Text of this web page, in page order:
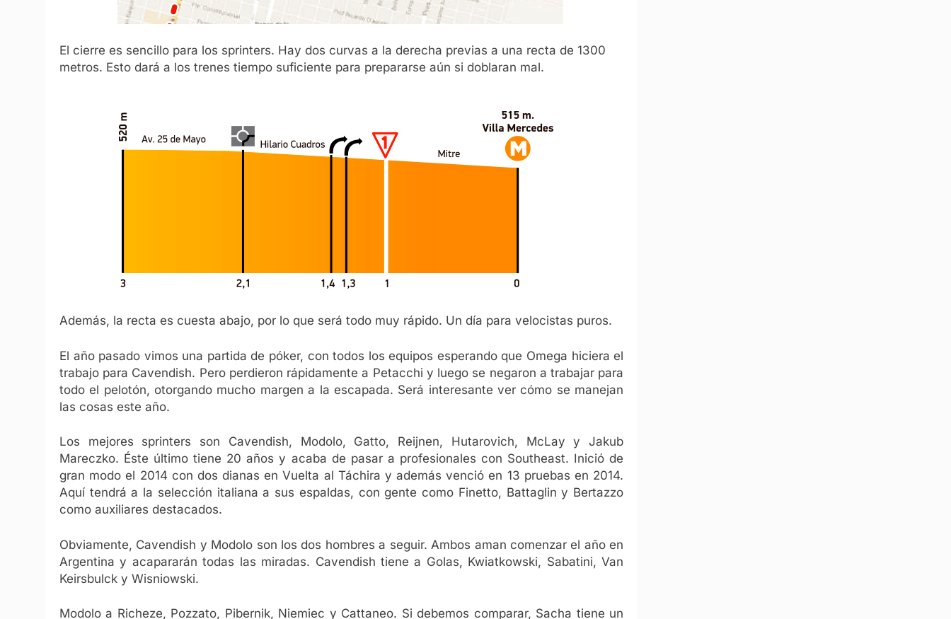
El cierre es sencillo para los sprinters. Hay dos curvas a la derecha previas a una recta de 1300
metros. Esto dará a los trenes tiempo suficiente para prepararse aún si doblaran mal.
Además, la recta es cuesta abajo, por lo que será todo muy rápido. Un día para velocistas puros.
El año pasado vimos una partida de póker, con todos los equipos esperando que Omega hiciera el
trabajo para Cavendish. Pero perdieron rápidamente a Petacchi y luego se negaron a trabajar para
todo el pelotón, otorgando mucho margen a la escapada. Será interesante ver cómo se manejan
las cosas este año.
Los mejores sprinters son Cavendish, Modolo, Gatto, Reijnen, Hutarovich, McLay y Jakub
Mareczko. Éste último tiene 20 años y acaba de pasar a profesionales con Southeast. Inició de
gran modo el 2014 con dos dianas en Vuelta al Táchira y además venció en 13 pruebas en 2014.
Aquí tendrá a la selección italiana a sus espaldas, con gente como Finetto, Battaglin y Bertazzo
como auxiliares destacados.
Obviamente, Cavendish y Modolo son los dos hombres a seguir. Ambos aman comenzar el año en
Argentina y acapararán todas las miradas. Cavendish tiene a Golas, Kwiatkowski, Sabatini, Van
Keirsbulck y Wisniowski.
Modolo a Richeze, Pozzato, Pibernik, Niemiec y Cattaneo. Si debemos comparar, Sacha tiene un